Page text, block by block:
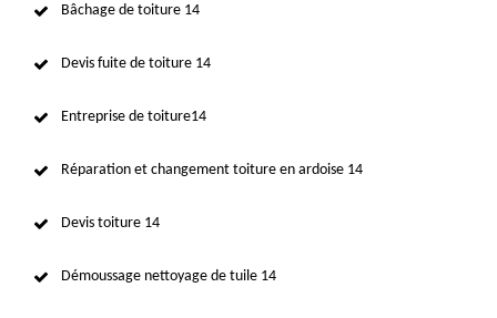
Bâchage de toiture 14
Devis fuite de toiture 14
Entreprise de toiture14
Réparation et changement toiture en ardoise 14
Devis toiture 14
Démoussage nettoyage de tuile 14